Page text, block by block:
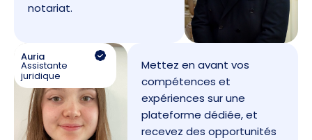
notariat.
Auria
Assistante
juridique
Mettez en avant vos
compétences et
expériences sur une
plateforme dédiée, et
recevez des opportunités